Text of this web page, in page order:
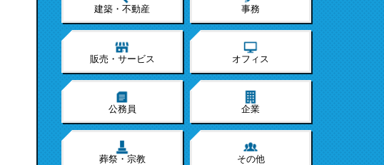
建築・不動産 事務
販売・サービス オフィス
公務員 企業
葬祭・宗教 その他